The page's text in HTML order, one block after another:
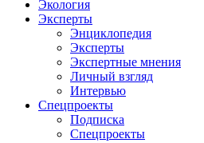
Экология
Эксперты
Энциклопедия
Эксперты
Экспертные мнения
Личный взгляд
Интервью
Спецпроекты
Подписка
Спецпроекты